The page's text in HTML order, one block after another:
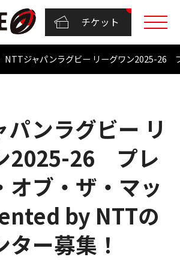
チケット
NTTジャパンラグビー リーグワン2025-26
パンラグビー リ
2025-26 プレ
オブ・ザ・マッ
by NTTの
ター募集！